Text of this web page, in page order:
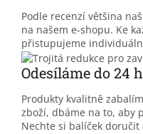
Podle recenzí většina
na našem e-shopu. Ke
přistupujeme
Odesíláme do 24
Produkty kvalitně
zboží, dbáme na to, aby
Nechte si balíček doručit